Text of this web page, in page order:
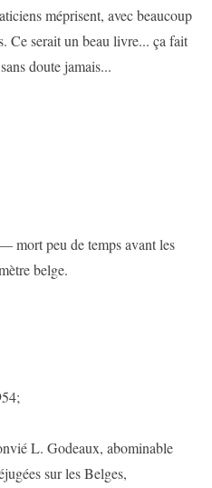
méprisent, avec beaucoup
Ce serait un beau livre... ça fait
doute jamais...
mort peu de temps avant les
belge.
L. Godeaux, abominable
sur les Belges,